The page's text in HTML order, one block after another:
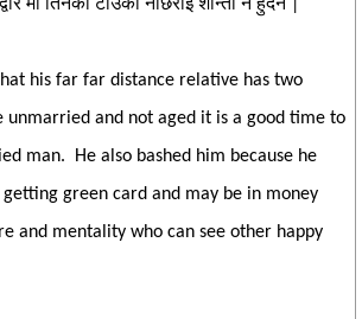
मा तिनको टाउको नछिराइ शान्ती नै हुदैन |
his far far distance relative has two
unmarried and not aged it is a good time to
man. He also bashed him because he
green card and may be in money
and mentality who can see other happy